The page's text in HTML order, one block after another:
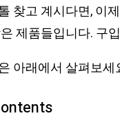
찾고 계시다면, 이
제품들입니다. 구
아래에서 살펴보세